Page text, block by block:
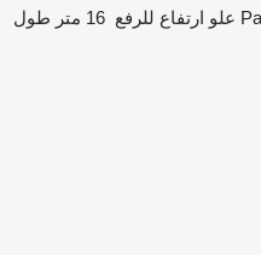
علو ارتفاع للرفع 16 متر
طول